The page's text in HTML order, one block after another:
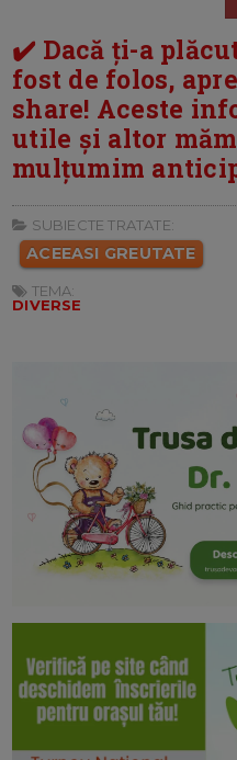
✔️ Dacă ți-a
fost de folos,
share! Aceste
utile și altor
mulțumim
SUBIECTE TRATATE:
ACEEASI GREUTATE
TEMA:
DIVERSE